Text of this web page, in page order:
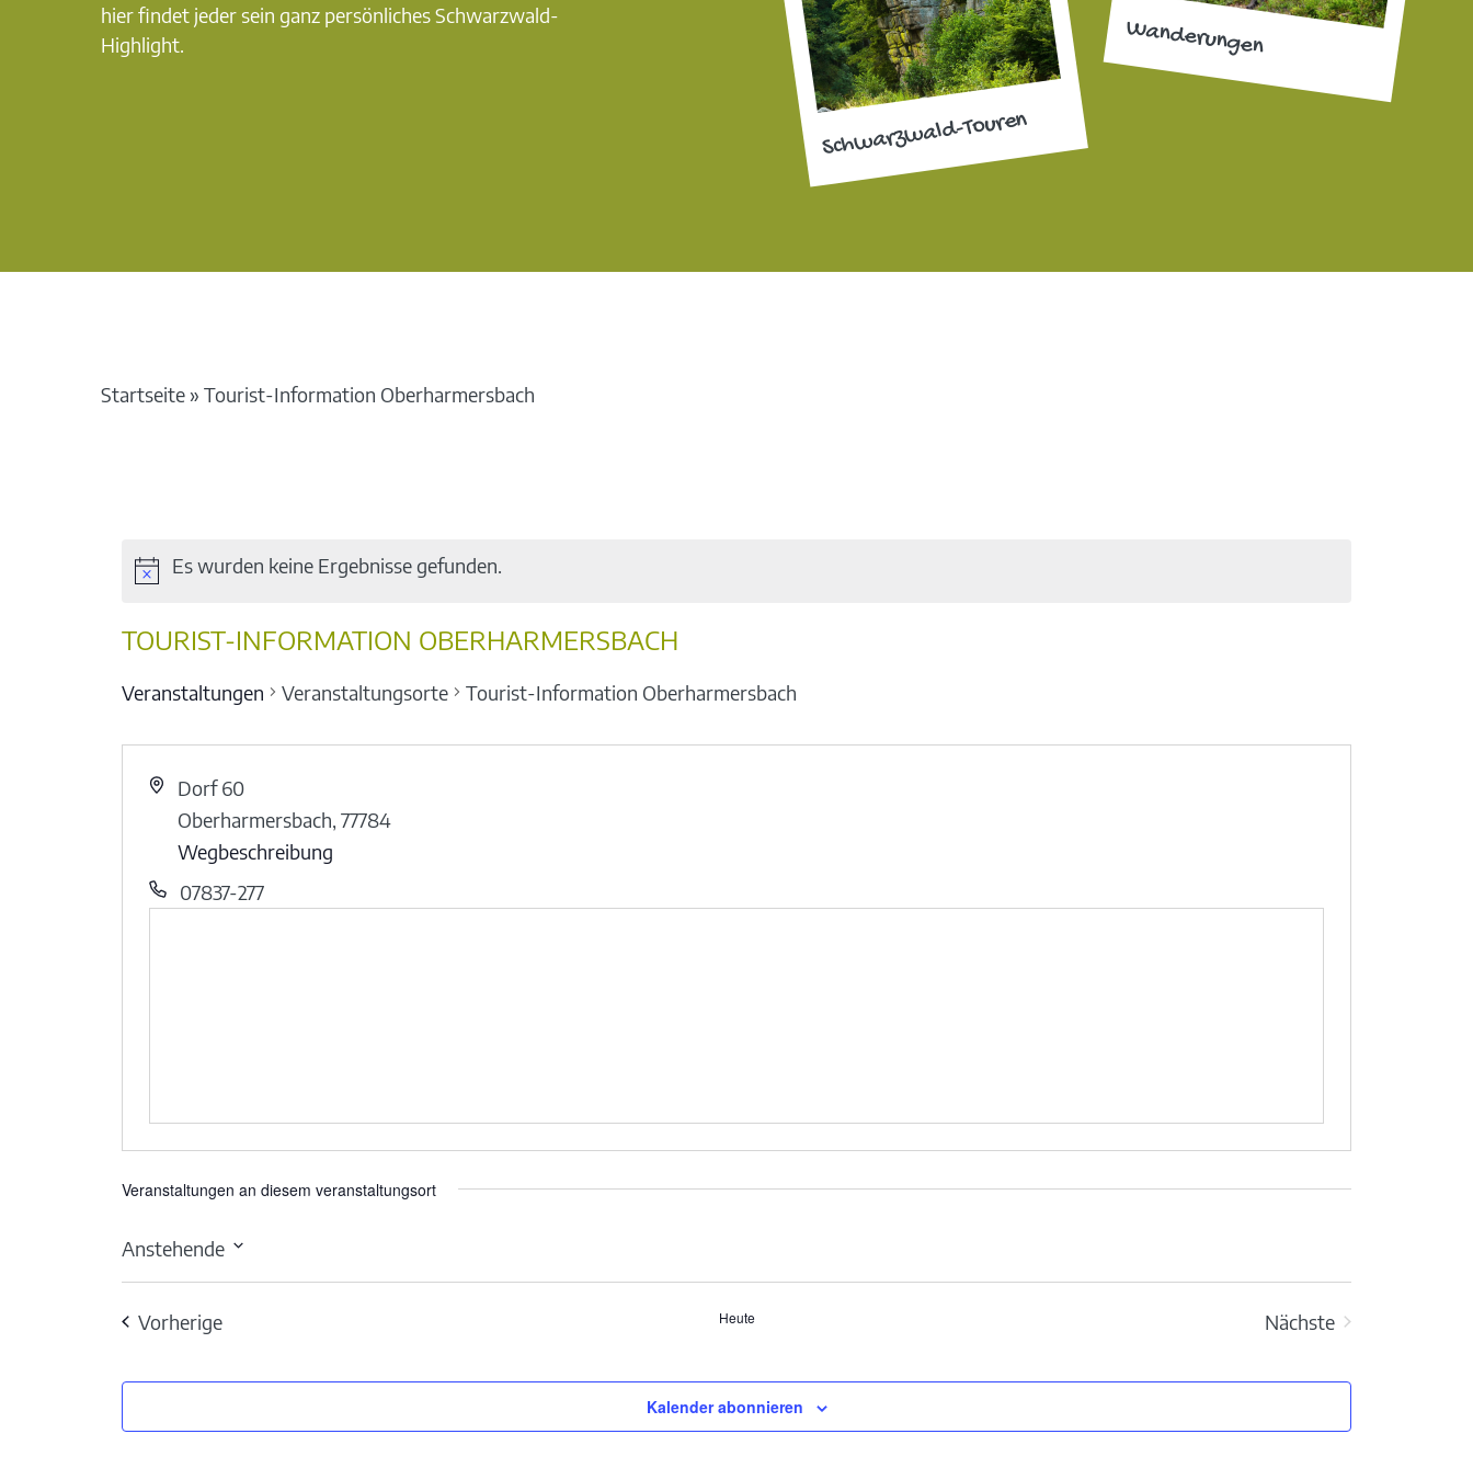
hier findet jeder sein ganz persönliches Schwarzwald-
Highlight.
Wanderungen
Schwarzwald-Touren
Startseite» Tourist-Information Oberharmersbach
Es wurden keine Ergebnisse gefunden.
TOURIST-INFORMATION OBERHARMERSBACH
Veranstaltungen Veranstaltungsorte Tourist-Information Oberharmersbach
Dorf 60
Oberharmersbach 77784
Wegbeschreibung
07837-277
Veranstaltungen an diesem veranstaltungsort
Anstehende
Datum
VorherigeVeranstaltungen Heute
Nächste
Kalender abonnieren